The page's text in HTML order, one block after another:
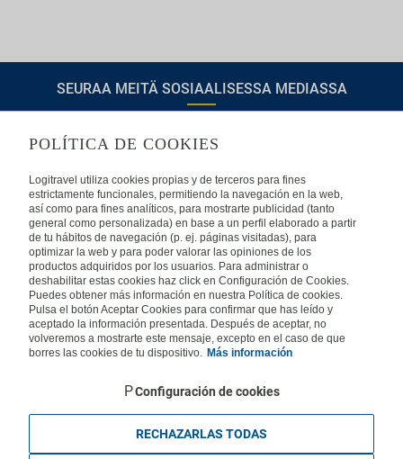
SEURAA MEITÄ SOSIAALISESSA MEDIASSA
TIETOA LOGITRAVELISTA
Usein kysyttyjä kysymyksiä Ota yhteyttä
KÄYTTÖEHDOT
Oikeudellinen huomautus
Yleiset valmismatkaehdot
Evästekäytäntömme
MUISSA MAISSA
Saksa
Brasilia
Ranska
POLÍTICA DE COOKIES
Logitravel utiliza cookies propias y de terceros para fines
estrictamente funcionales, permitiendo la navegación en la web,
así como para fines analíticos, para mostrarte publicidad (tanto
general como personalizada) en base a un perfil elaborado a partir
de tu hábitos de navegación (p. ej. páginas visitadas), para
optimizar la web y para poder valorar las opiniones de los
productos adquiridos por los usuarios. Para administrar o
deshabilitar estas cookies haz click en Configuración de Cookies.
Puedes obtener más información en nuestra Política de cookies.
Pulsa el botón Aceptar Cookies para confirmar que has leído y
aceptado la información presentada. Después de aceptar, no
volveremos a mostrarte este mensaje, excepto en el caso de que
borres las cookies de tu dispositivo. Más información
Configuración de cookies
RECHAZARLAS TODAS